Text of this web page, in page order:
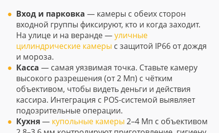
Вход и парковка — камеры с обеих сторон
входной группы фиксируют, кто и когда заходит.
На улице и на веранде —уличные
цилиндрические камеры с защитой IP66 от дождя
и мороза.
Касса — самая уязвимая точка. Ставьте камеру
высокого разрешения (от 2 Мп) с чётким
объективом, чтобы видеть деньги и действия
кассира. Интеграция с POS-системой выявляет
подозрительные операции.
Кухня— купольные камеры 2–4 Мп с объективом